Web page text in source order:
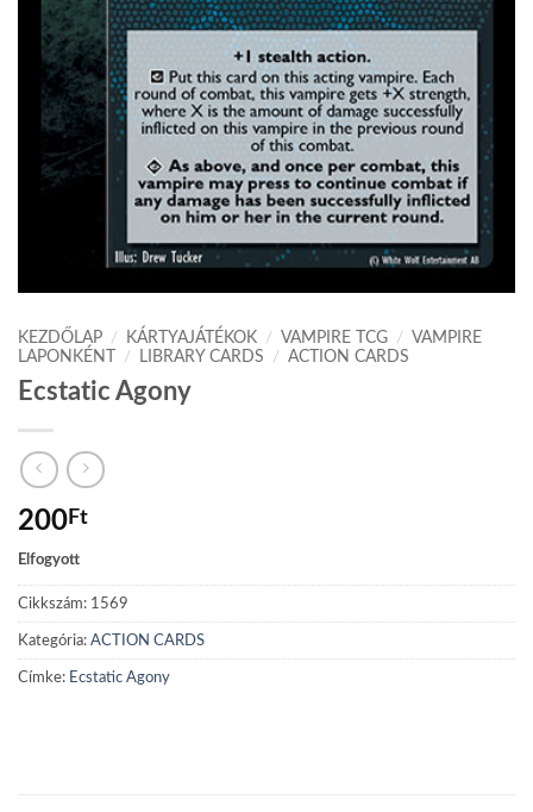
KEZDŐLAP / KÁRTYAJÁTÉKOK / VAMPIRE TCG /
VAMPIRE
LAPONKÉNT
/ LIBRARY CARDS / ACTION CARDS
Ecstatic Agony
200Ft
Elfogyott
Cikkszám: 1569
Kategória: ACTION CARDS
Címke: Ecstatic Agony